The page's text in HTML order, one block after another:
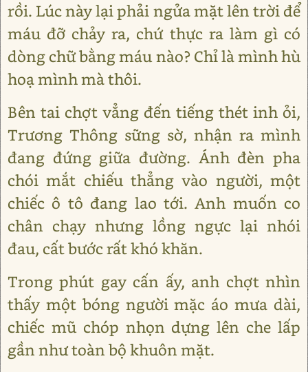
rồi. Lúc này lại phải ngửa mặt lên trời để
máu đỡ chảy ra, chứ thực ra làm gì có
dòng chữ bằng máu nào? Chỉ là mình hù
hoạ mình mà thôi.
Bên tai chợt vẳng đến tiếng thét inh ỏi,
Trương Thông sững sờ, nhận ra mình
đang đứng giữa đường. Ánh đèn pha
chói mắt chiếu thẳng vào người, một
chiếc ô tô đang lao tới. Anh muốn co
chân chạy nhưng lồng ngực lại nhói
đau, cất bước rất khó khăn.
Trong phút gay cấn ấy, anh chợt nhìn
thấy một bóng người mặc áo mưa dài,
chiếc mũ chóp nhọn dựng lên che lấp
gần như toàn bộ khuôn mặt.